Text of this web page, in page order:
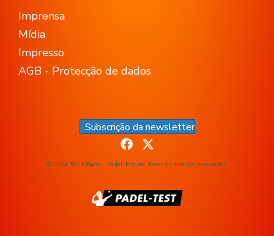
Imprensa
Mídia
Impresso
AGB - Protecção de dados
Subscrição da newsletter
© 2024 Ténis Padel - Padel-Test.de. Todos os direitos reservados.